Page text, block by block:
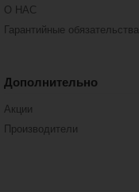
О НАС
Гарантийные обязательства
Дополнительно
Акции
Производители